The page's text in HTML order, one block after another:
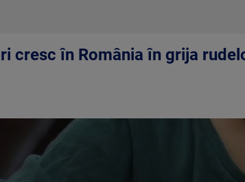
cresc în România în grija